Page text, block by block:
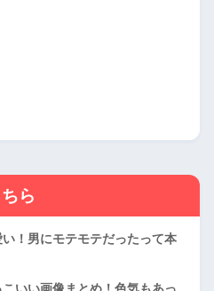
ら
！男にモテモテだったって本